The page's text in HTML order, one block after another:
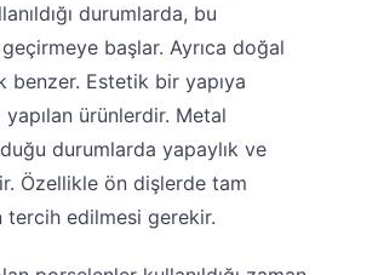
durumlarda, bu
geçirmeye başlar. Ayrıca doğal
benzer. Estetik bir yapıya
ürünlerdir. Metal
durumlarda yapaylık ve
Özellikle ön dişlerde tam
tercih edilmesi gerekir.